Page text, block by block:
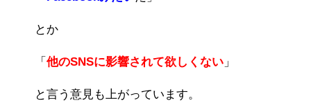
とか
「 他のSNSに影響されて欲しくない 」
と言う意見も上がっています。